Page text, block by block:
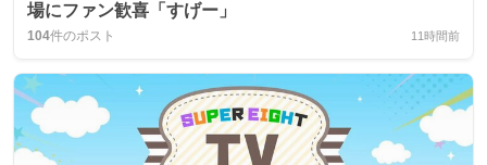
場にファン歓喜「すげー」
104件のポスト 11時間前